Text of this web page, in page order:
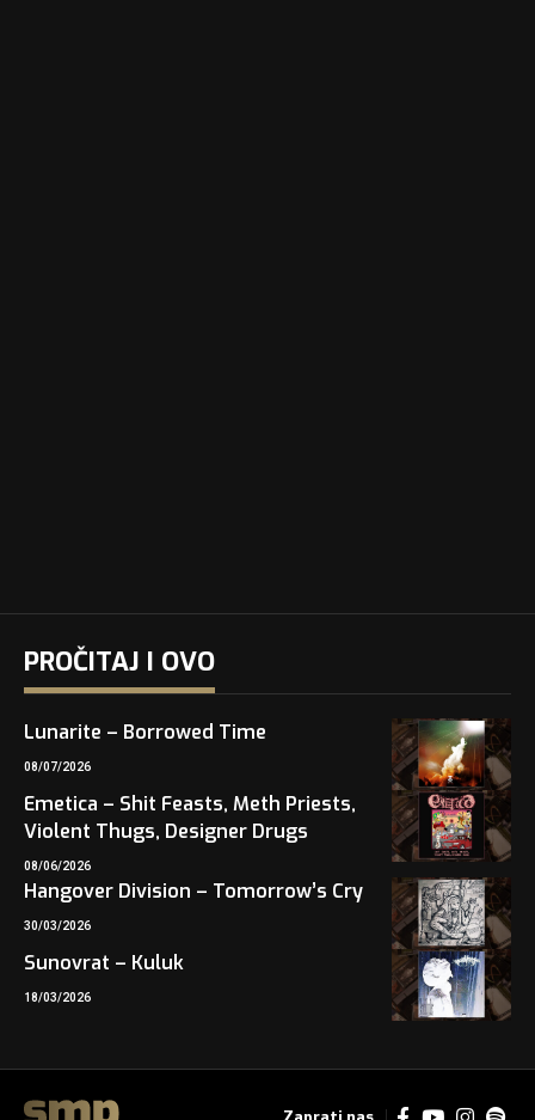
PROČITAJ I OVO
Lunarite – Borrowed Time
08/07/2026
Emetica – Shit Feasts, Meth Priests,
Violent Thugs, Designer Drugs
08/06/2026
Hangover Division – Tomorrow’s Cry
30/03/2026
Sunovrat – Kuluk
18/03/2026